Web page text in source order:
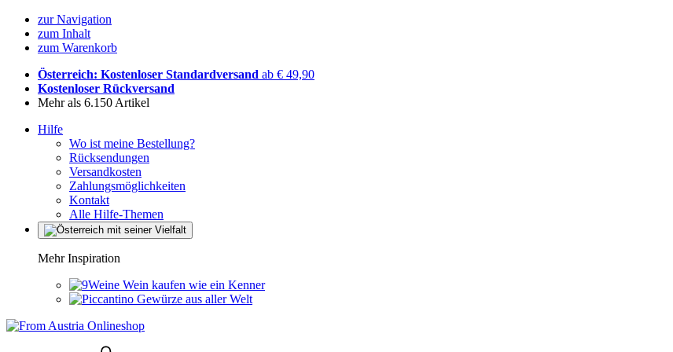
zur Navigation
zum Inhalt
zum Warenkorb
Österreich: Kostenloser Standardversand ab € 49,90
Kostenloser Rückversand
Mehr als 6.150 Artikel
Hilfe
Wo ist meine Bestellung?
Rücksendungen
Versandkosten
Zahlungsmöglichkeiten
Kontakt
Alle Hilfe-Themen
Mehr Inspiration
Wein kaufen wie ein Kenner
Gewürze aus aller Welt